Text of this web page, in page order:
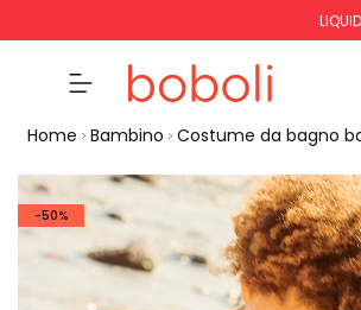
Home Bambino Costume da bagno
-50%